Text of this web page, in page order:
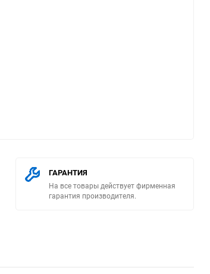
ГАРАНТИЯ
На все товары действует фирменная
гарантия производителя.